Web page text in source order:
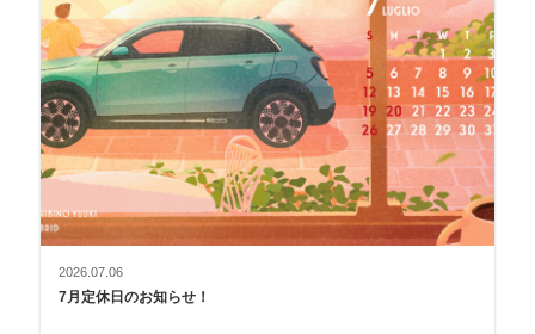
2026.07.06
7月定休日のお知らせ！